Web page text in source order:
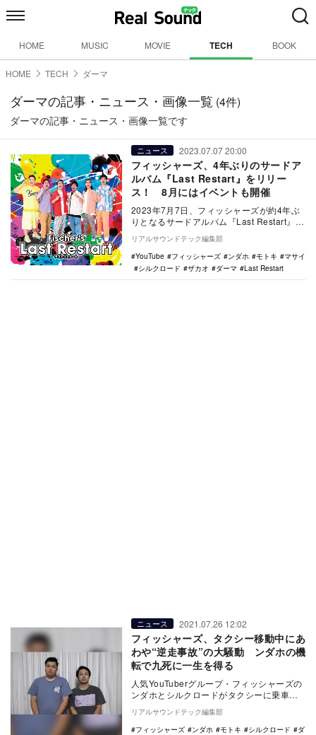
HOME MUSIC MOVIE TECH BOOK
HOME TECH ダーマ
ダーマの記事・ニュース・画像一覧 (4件)
ダーマの記事・ニュース・画像一覧です
ニュース 2023.07.07 20:00
フィッシャーズ、4年ぶりのサードア
ルバム『Last Restart』をリリー
ス！ 8月にはイベントも開催
2023年7月7日、フィッシャーズが約4年ぶ
りとなるサードアルバム『Last Restart』を
リリースを発表。同時にリリースイ…
リアルサウンドテック編集部
YouTube
フィッシャーズ ンダホ モトキ
マサイ
シルクロード
ザカオ ダーマ Last Restart
ニュース 2021.07.26 12:02
フィッシャーズ、タクシー移動中にあ
わや“逆走事故”の大騒動 ンダホの機
転で九死に一生を得る
人気YouTuberグループ・フィッシャーズの
ンダホとシルクロードがタクシーに乗車
中、事故を起こしかけたことを動画で報告
した。 …
リアルサウンドテック編集部
フィッシャーズ
ンダホ モトキ シルクロード
ダ